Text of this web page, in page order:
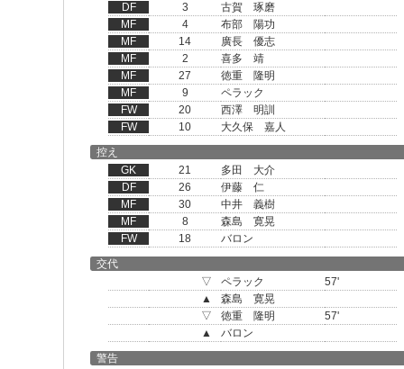
DF
3
古賀 琢磨
MF
4
布部 陽功
MF
14
廣長 優志
MF
2
喜多 靖
MF
27
徳重 隆明
MF
9
ペラック
FW
20
西澤 明訓
FW
10
大久保 嘉人
控え
GK
21
多田 大介
DF
26
伊藤 仁
MF
30
中井 義樹
MF
8
森島 寛晃
FW
18
バロン
交代
▽
ペラック
57'
▲
森島 寛晃
▽
徳重 隆明
57'
▲
バロン
警告